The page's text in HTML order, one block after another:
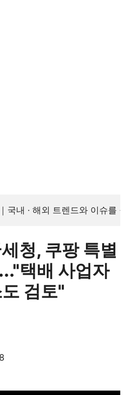
국내 · 해외 트렌드와 이슈를 공
청, 쿠팡 특별
택배 사업자
검토"